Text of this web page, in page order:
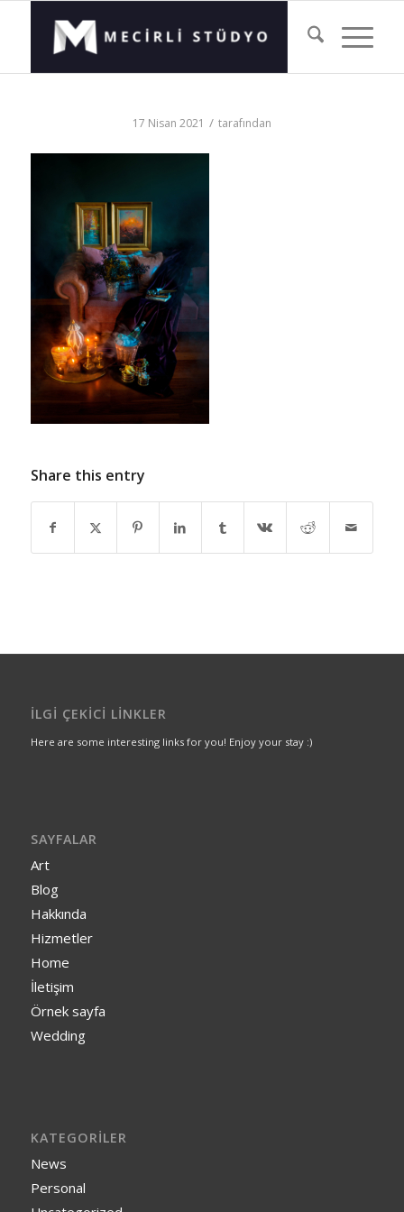
17 Nisan 2021 / tarafından
Share this entry
İLGI ÇEKICI LINKLER
Here are some interesting links for you! Enjoy your stay :)
SAYFALAR
Art
Blog
Hakkında
Hizmetler
Home
İletişim
Örnek sayfa
Wedding
KATEGORILER
News
Personal